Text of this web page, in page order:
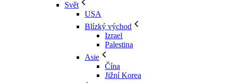
Svět
USA
Blízký východ
Izrael
Palestina
Asie
Čína
Jižní Korea